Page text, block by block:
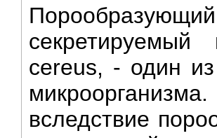
секретируемый
cereus, - один
вследствие